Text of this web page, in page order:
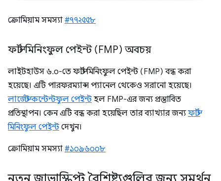
ক্রোমিয়াম সমস্যা #৭৭২৫৫৮
ফার্স্ট মিনিংফুল পেইন্ট (FMP) অবচয়
লাইটহাউস ৬.০-তে ফার্স্ট মিনিংফুল পেইন্ট (FMP) বন্ধ করা
হয়েছে। এটি পারফরম্যান্স প্যানেল থেকেও সরানো হয়েছে।
লার্জেস্ট কন্টেন্টফুল পেইন্টহল FMP-এর জন্য প্রস্তাবিত
প্রতিস্থাপন। কেন এটি বন্ধ করা হয়েছিল তার ব্যাখ্যার জন্য ফার্স্ট
মিনিংফুল পেইন্টদেখুন।
ক্রোমিয়াম সমস্যা #১০৯৬০০৮